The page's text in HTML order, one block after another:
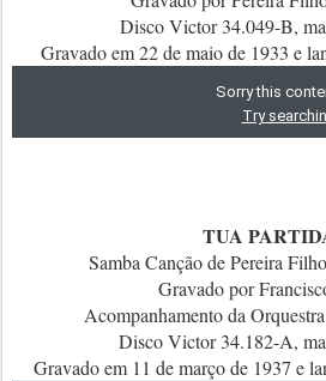
Disco Victor 34.049-B,
Gravado em 22 de maio de 1933 e
TUA
Samba Canção de Pereira
Gravado por
Acompanhamento da
Disco Victor 34.182-A,
Gravado em 11 de março de 1937 e